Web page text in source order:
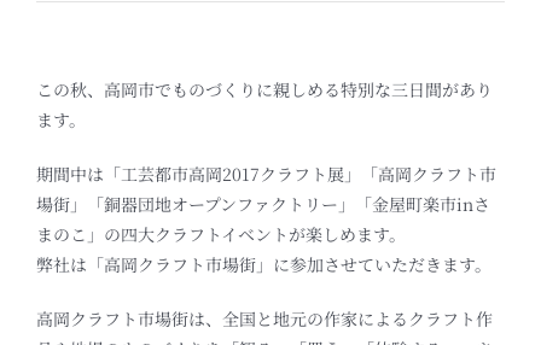
この秋、高岡市でものづくりに親しめる特別な三日間があり
ます。
期間中は「工芸都市高岡2017クラフト展」「高岡クラフト市
場街」「銅器団地オープンファクトリー」「金屋町楽市inさ
まのこ」の四大クラフトイベントが楽しめます。
弊社は「高岡クラフト市場街」に参加させていただきます。
高岡クラフト市場街は、全国と地元の作家によるクラフト作